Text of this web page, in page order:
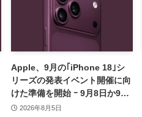
Apple、9月の｢iPhone 18｣シ
リーズの発表イベント開催に向
けた準備を開始 ｰ 9月8日か9月
9日に開催見込み
2026年8月5日